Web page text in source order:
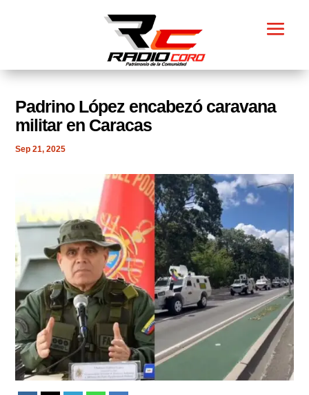
Padrino López encabezó caravana
militar en Caracas
Sep 21, 2025